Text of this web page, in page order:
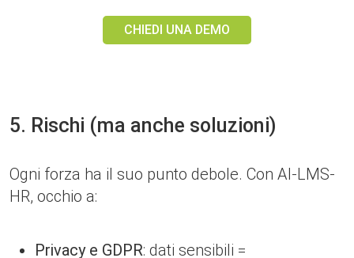
CHIEDI UNA DEMO
5. Rischi (ma anche soluzioni)
Ogni forza ha il suo punto debole. Con AI-LMS-
HR, occhio a:
Privacy e GDPR: dati sensibili =